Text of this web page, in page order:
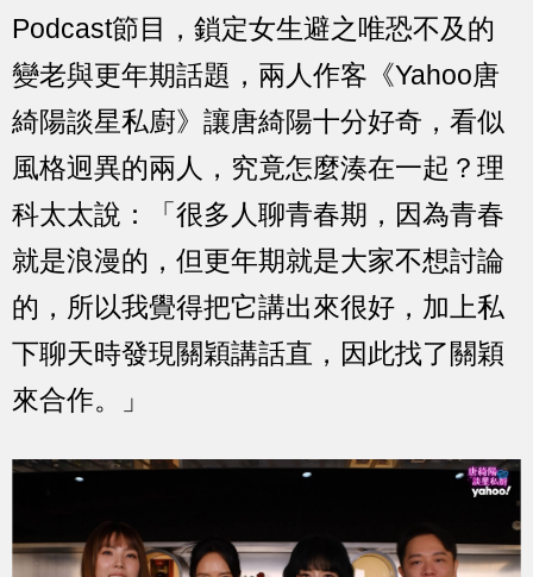
Podcast節目，鎖定女生避之唯恐不及的
變老與更年期話題，兩人作客《Yahoo唐
綺陽談星私廚》讓唐綺陽十分好奇，看似
風格迥異的兩人，究竟怎麼湊在一起？理
科太太說：「很多人聊青春期，因為青春
就是浪漫的，但更年期就是大家不想討論
的，所以我覺得把它講出來很好，加上私
下聊天時發現關穎講話直，因此找了關穎
來合作。」